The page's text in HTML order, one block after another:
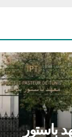
باستور